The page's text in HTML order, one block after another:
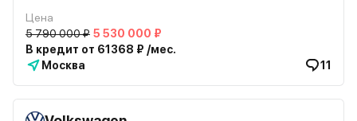
Цена
5 790 000 ₽ 5 530 000 ₽
В кредит от 61368 ₽ /мес.
Москва
11